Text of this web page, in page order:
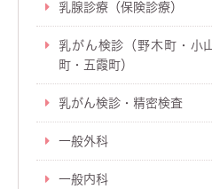
乳腺診療（保険診療）
乳がん検診（野木町・小
町・五霞町）
乳がん検診・精密検査
一般外科
一般内科